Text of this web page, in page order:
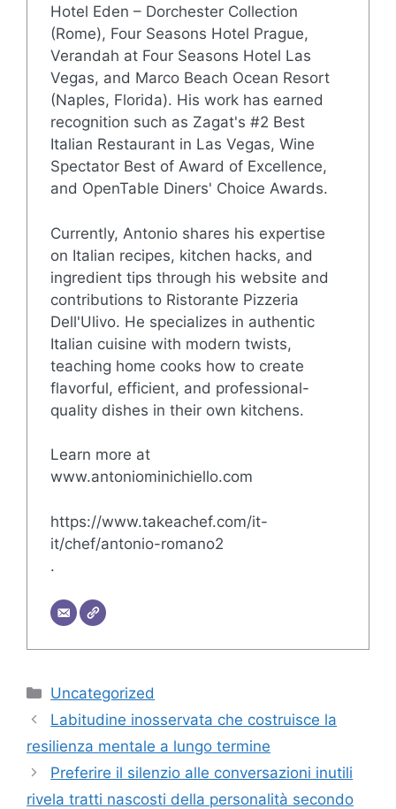
Hotel Eden – Dorchester Collection
(Rome), Four Seasons Hotel Prague,
Verandah at Four Seasons Hotel Las
Vegas, and Marco Beach Ocean Resort
(Naples, Florida). His work has earned
recognition such as Zagat's #2 Best
Italian Restaurant in Las Vegas, Wine
Spectator Best of Award of Excellence,
and OpenTable Diners' Choice Awards.
Currently, Antonio shares his expertise
on Italian recipes, kitchen hacks, and
ingredient tips through his website and
contributions to Ristorante Pizzeria
Dell'Ulivo. He specializes in authentic
Italian cuisine with modern twists,
teaching home cooks how to create
flavorful, efficient, and professional-
quality dishes in their own kitchens.
Learn more at
www.antoniominichiello.com
https://www.takeachef.com/it-
it/chef/antonio-romano2
.
Categorie
Uncategorized
Labitudine inosservata che costruisce la
resilienza mentale a lungo termine
Preferire il silenzio alle conversazioni inutili
rivela tratti nascosti della personalità secondo